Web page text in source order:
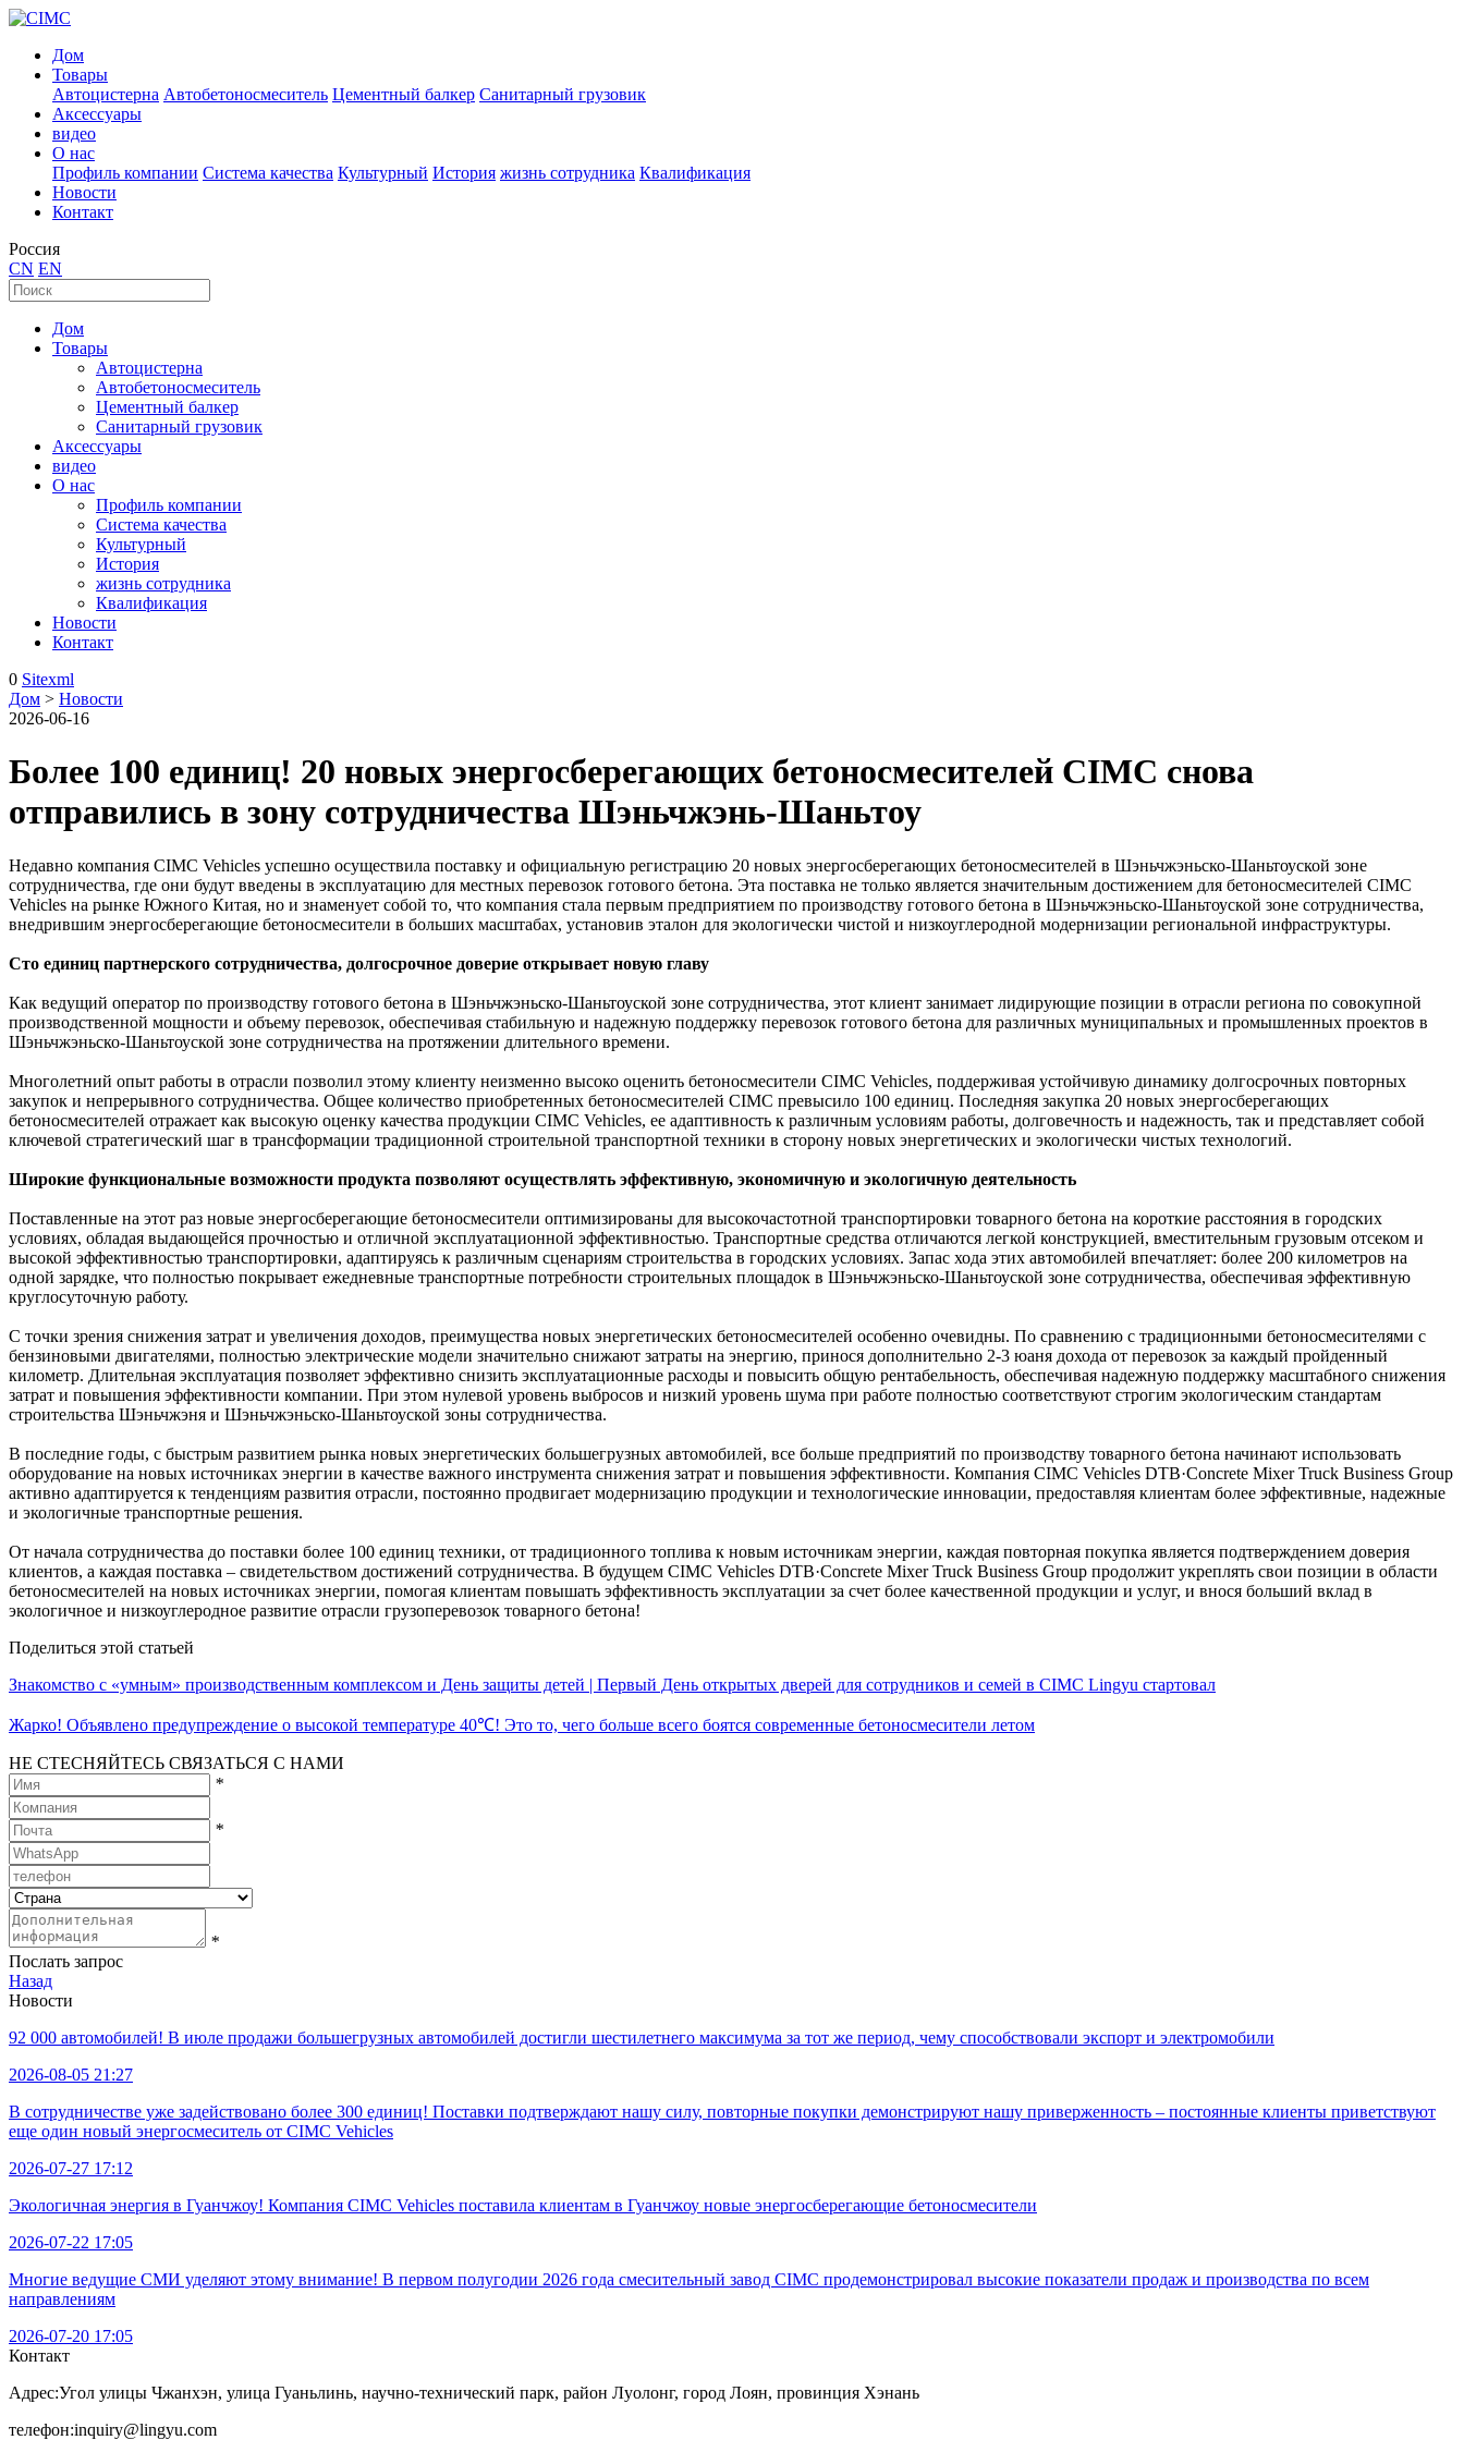
Дом
Товары
Автоцистерна Автобетоносмеситель Цементный балкер Санитарный грузовик
Аксессуары
видео
О нас
Профиль компании Система качества Культурный История жизнь сотрудника Квалификация
Новости
Контакт
Россия
CN EN
Дом
Товары
Автоцистерна
Автобетоносмеситель
Цементный балкер
Санитарный грузовик
Аксессуары
видео
О нас
Профиль компании
Система качества
Культурный
История
жизнь сотрудника
Квалификация
Новости
Контакт
0 Sitexml
Дом > Новости
2026-06-16
Более 100 единиц! 20 новых энергосберегающих бетоносмесителей CIMC снова
отправились в зону сотрудничества Шэньчжэнь-Шаньтоу
Недавно компания CIMC Vehicles успешно осуществила поставку и официальную регистрацию 20 новых энергосберегающих бетоносмесителей в Шэньчжэньско-Шаньтоуской зоне
сотрудничества, где они будут введены в эксплуатацию для местных перевозок готового бетона. Эта поставка не только является значительным достижением для бетоносмесителей CIMC
Vehicles на рынке Южного Китая, но и знаменует собой то, что компания стала первым предприятием по производству готового бетона в Шэньчжэньско-Шаньтоуской зоне сотрудничества,
внедрившим энергосберегающие бетоносмесители в больших масштабах, установив эталон для экологически чистой и низкоуглеродной модернизации региональной инфраструктуры.
Сто единиц партнерского сотрудничества, долгосрочное доверие открывает новую главу
Как ведущий оператор по производству готового бетона в Шэньчжэньско-Шаньтоуской зоне сотрудничества, этот клиент занимает лидирующие позиции в отрасли региона по совокупной
производственной мощности и объему перевозок, обеспечивая стабильную и надежную поддержку перевозок готового бетона для различных муниципальных и промышленных проектов в
Шэньчжэньско-Шаньтоуской зоне сотрудничества на протяжении длительного времени.
Многолетний опыт работы в отрасли позволил этому клиенту неизменно высоко оценить бетоносмесители CIMC Vehicles, поддерживая устойчивую динамику долгосрочных повторных
закупок и непрерывного сотрудничества. Общее количество приобретенных бетоносмесителей CIMC превысило 100 единиц. Последняя закупка 20 новых энергосберегающих
бетоносмесителей отражает как высокую оценку качества продукции CIMC Vehicles, ее адаптивность к различным условиям работы, долговечность и надежность, так и представляет собой
ключевой стратегический шаг в трансформации традиционной строительной транспортной техники в сторону новых энергетических и экологически чистых технологий.
Широкие функциональные возможности продукта позволяют осуществлять эффективную, экономичную и экологичную деятельность
Поставленные на этот раз новые энергосберегающие бетоносмесители оптимизированы для высокочастотной транспортировки товарного бетона на короткие расстояния в городских
условиях, обладая выдающейся прочностью и отличной эксплуатационной эффективностью. Транспортные средства отличаются легкой конструкцией, вместительным грузовым отсеком и
высокой эффективностью транспортировки, адаптируясь к различным сценариям строительства в городских условиях. Запас хода этих автомобилей впечатляет: более 200 километров на
одной зарядке, что полностью покрывает ежедневные транспортные потребности строительных площадок в Шэньчжэньско-Шаньтоуской зоне сотрудничества, обеспечивая эффективную
круглосуточную работу.
С точки зрения снижения затрат и увеличения доходов, преимущества новых энергетических бетоносмесителей особенно очевидны. По сравнению с традиционными бетоносмесителями с
бензиновыми двигателями, полностью электрические модели значительно снижают затраты на энергию, принося дополнительно 2-3 юаня дохода от перевозок за каждый пройденный
километр. Длительная эксплуатация позволяет эффективно снизить эксплуатационные расходы и повысить общую рентабельность, обеспечивая надежную поддержку масштабного снижения
затрат и повышения эффективности компании. При этом нулевой уровень выбросов и низкий уровень шума при работе полностью соответствуют строгим экологическим стандартам
строительства Шэньчжэня и Шэньчжэньско-Шаньтоуской зоны сотрудничества.
В последние годы, с быстрым развитием рынка новых энергетических большегрузных автомобилей, все больше предприятий по производству товарного бетона начинают использовать
оборудование на новых источниках энергии в качестве важного инструмента снижения затрат и повышения эффективности. Компания CIMC Vehicles DTB·Concrete Mixer Truck Business Group
активно адаптируется к тенденциям развития отрасли, постоянно продвигает модернизацию продукции и технологические инновации, предоставляя клиентам более эффективные, надежные
и экологичные транспортные решения.
От начала сотрудничества до поставки более 100 единиц техники, от традиционного топлива к новым источникам энергии, каждая повторная покупка является подтверждением доверия
клиентов, а каждая поставка – свидетельством достижений сотрудничества. В будущем CIMC Vehicles DTB·Concrete Mixer Truck Business Group продолжит укреплять свои позиции в области
бетоносмесителей на новых источниках энергии, помогая клиентам повышать эффективность эксплуатации за счет более качественной продукции и услуг, и внося больший вклад в
экологичное и низкоуглеродное развитие отрасли грузоперевозок товарного бетона!
Поделиться этой статьей
Знакомство с «умным» производственным комплексом и День защиты детей | Первый День открытых дверей для сотрудников и семей в CIMC Lingyu стартовал
Жарко! Объявлено предупреждение о высокой температуре 40℃! Это то, чего больше всего боятся современные бетоносмесители летом
НЕ СТЕСНЯЙТЕСЬ СВЯЗАТЬСЯ С НАМИ
*
*
*
Послать запрос
Назад
Новости
92 000 автомобилей! В июле продажи большегрузных автомобилей достигли шестилетнего максимума за тот же период, чему способствовали экспорт и электромобили
2026-08-05 21:27
В сотрудничестве уже задействовано более 300 единиц! Поставки подтверждают нашу силу, повторные покупки демонстрируют нашу приверженность – постоянные клиенты приветствуют
еще один новый энергосмеситель от CIMC Vehicles
2026-07-27 17:12
Экологичная энергия в Гуанчжоу! Компания CIMC Vehicles поставила клиентам в Гуанчжоу новые энергосберегающие бетоносмесители
2026-07-22 17:05
Многие ведущие СМИ уделяют этому внимание! В первом полугодии 2026 года смесительный завод CIMC продемонстрировал высокие показатели продаж и производства по всем
направлениям
2026-07-20 17:05
Контакт
Адрес:Угол улицы Чжанхэн, улица Гуаньлинь, научно-технический парк, район Луолонг, город Лоян, провинция Хэнань
телефон:inquiry@lingyu.com